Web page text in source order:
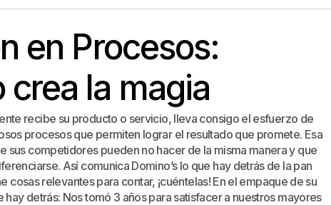
Diferenciación en Procesos: Cuente cómo crea la
en Procesos:
la magia
recibe su producto o servicio, lleva consigo el esfuerzo de
procesos que permiten lograr el resultado que promete. Esa
sus competidores pueden no hacer de la misma manera y que
Así comunica Domino’s lo que hay detrás de la pan
cosas relevantes para contar, ¡cuéntelas! En el empaque de su
hay detrás: Nos tomó 3 años para satisfacer a nuestros mayores